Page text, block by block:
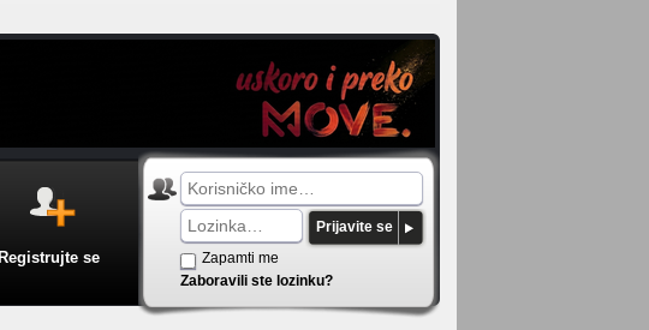
Registrujte se
Prijavite se
Zapamti me
Zaboravili ste lozinku?